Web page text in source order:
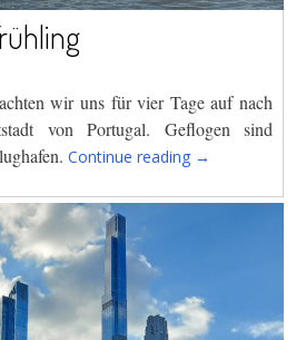
wir uns für vier Tage auf nach
von Portugal. Geflogen sind
Continue reading
“Lissabon
Frühling”
→